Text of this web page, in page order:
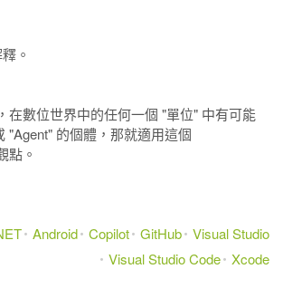
。
在數位世界中的任何一個 "單位" 中有可能
"Agent" 的個體，那就適用這個
點。
Android Copilot GitHub Visual Studio
Visual Studio Code Xcode